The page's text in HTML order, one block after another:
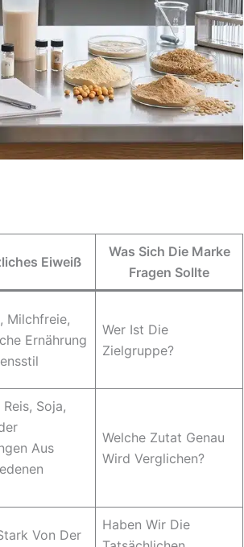
Eiweiß
Was Sich Die Marke
Fragen Sollte
Milchfreie,
Ernährung
Wer Ist Die
Zielgruppe?
Soja,
Aus
Welche Zutat Genau
Wird Verglichen?
Von Der
Haben Wir Die